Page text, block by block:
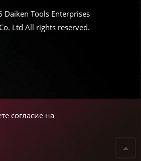
Tools Enterprises
Co. Ltd All rights reserved.
согласие на